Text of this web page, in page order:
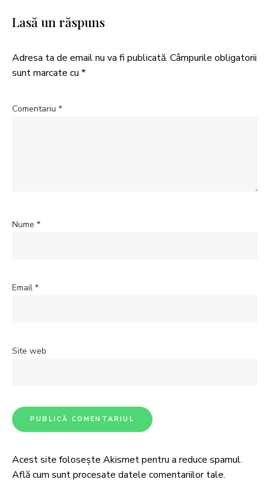
Lasă un răspuns
Adresa ta de email nu va fi publicată. Câmpurile obligatorii
sunt marcate cu *
Comentariu *
Nume *
Email *
Site web
Acest site folosește Akismet pentru a reduce spamul.
Află cum sunt procesate datele comentariilor tale.